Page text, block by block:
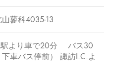
蓼科4035-13
駅より車で20分 バス30
車バス停前） 諏訪I.C.よ